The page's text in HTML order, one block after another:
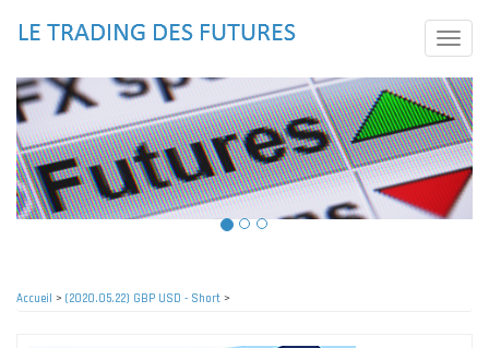
principal
Toggle
Accueil > (2020.05.22) GBP USD - Short >